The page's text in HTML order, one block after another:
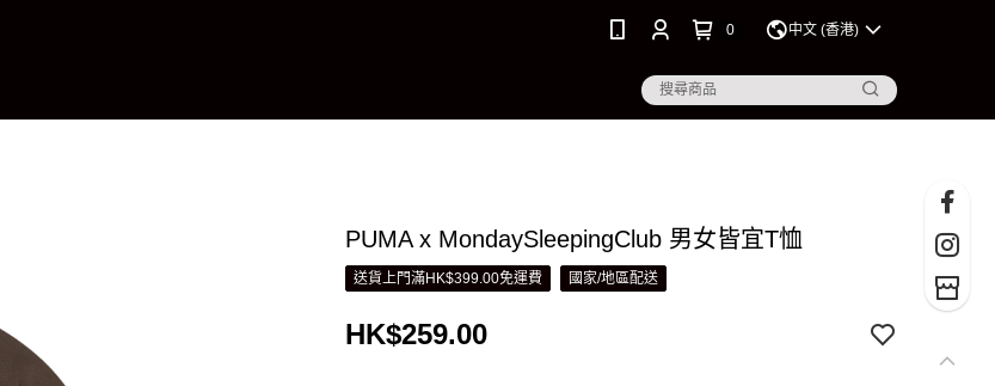
0 中文 (香港)
PUMA x MondaySleepingClub 男女皆宜T恤
送貨上門滿HK$399.00免運費 國家/地區配送
HK$259.00